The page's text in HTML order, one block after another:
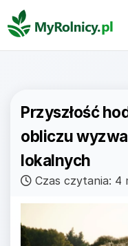
Przyszłość
obliczu
lokalnych
Czas czytania: 4